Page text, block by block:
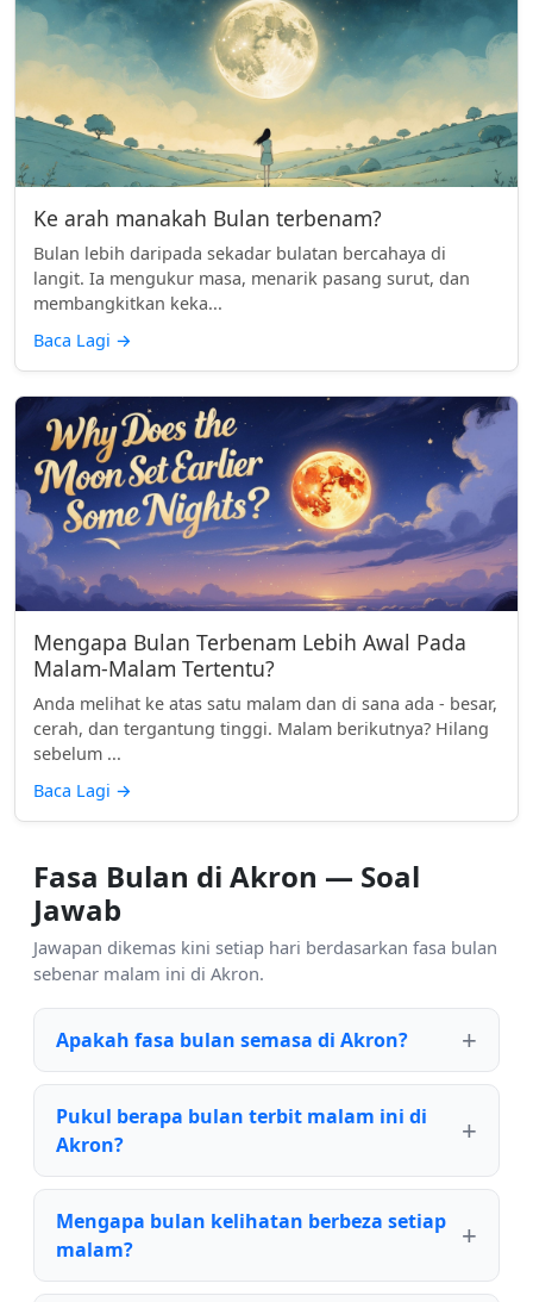
Ke arah manakah Bulan terbenam?
Bulan lebih daripada sekadar bulatan bercahaya di
langit. Ia mengukur masa, menarik pasang surut, dan
membangkitkan keka...
Baca Lagi →
Mengapa Bulan Terbenam Lebih Awal Pada
Malam-Malam Tertentu?
Anda melihat ke atas satu malam dan di sana ada - besar,
cerah, dan tergantung tinggi. Malam berikutnya? Hilang
sebelum ...
Baca Lagi →
Fasa Bulan di Akron — Soal
Jawab
Jawapan dikemas kini setiap hari berdasarkan fasa bulan
sebenar malam ini di Akron.
Apakah fasa bulan semasa di Akron?
Pukul berapa bulan terbit malam ini di
Akron?
Mengapa bulan kelihatan berbeza setiap
malam?